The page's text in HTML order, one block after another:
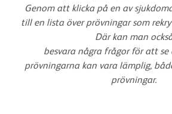
Genom att klicka på en av
till en lista över prövningar som
Där kan man
besvara några frågor för att se
prövningarna kan vara lämplig,
prövningar.